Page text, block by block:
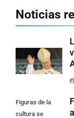
Noticias
Figuras de la
cultura se